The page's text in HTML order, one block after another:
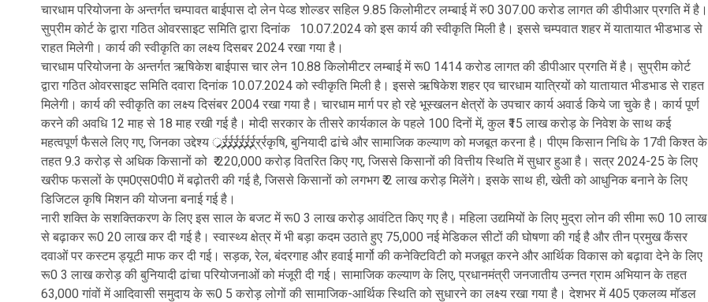
चारधाम परियोजना के अन्तर्गत चम्पावत बाईपास दो लेन पेव्ड शोल्डर सहिल 9.85 किलोमीटर लम्बाई में रु0 307.00 करोड लागत की डीपीआर प्रगति में है।
सुप्रीम कोर्ट के द्वारा गठित ओवरसाइट समिति द्वारा दिनांक 10.07.2024 को इस कार्य की स्वीकृति मिली है। इससे चम्पवात शहर में यातायात भीडभाड से
राहत मिलेगी। कार्य की स्वीकृति का लक्ष्य दिसबर 2024 रखा गया है।
चारधाम परियोजना के अन्तर्गत ऋषिकेश बाईपास चार लेन 10.88 किलोमीटर लम्बाई में रू0 1414 करोड लागत की डीपीआर प्रगति में है। सुप्रीम कोर्ट
द्वारा गठित ओवरसाइट समिति दवारा दिनांक 10.07.2024 को स्वीकृति मिली है। इससे ऋषिकेश शहर एव चारधाम यात्रियों को यातायात भीडभाड से राहत
मिलेगी। कार्य की स्वीकृति का लक्ष्य दिसंबर 2004 रखा गया है। चारधाम मार्ग पर हो रहे भूस्खलन क्षेत्रों के उपचार कार्य अवार्ड किये जा चुके है। कार्य पूर्ण
करने की अवधि 12 माह से 18 माह रखी गई है। मोदी सरकार के तीसरे कार्यकाल के पहले 100 दिनों में, कुल ₹15 लाख करोड़ के निवेश के साथ कई
महत्वपूर्ण फैसले लिए गए, जिनका उद्देश्य ्र्र्र्र्र्र्र्र्र्र्र्र्र्र्र्र्र्र्र्र्र्र्र्र्र्र्र्र्र्र्र्र्र्र्र्र्र्र्र्र्र्र्र्र्र्र्र्र्र्र्र्र्र्र्र्र्र्र्र्र्र्र्र्र्र्र्र्र्र्र्र्र्र्र्र्र्र्र्र्र्र्र्र्र्र्र्र्र्र्र्र्र्र्र्र्र्र्र्र्र्र्र्र्र्र्र्रकृषि, बुनियादी ढांचे और सामाजिक कल्याण को मजबूत करना है। पीएम किसान निधि के 17वी किश्त के
तहत 9.3 करोड़ से अधिक किसानों को ₹ 220,000 करोड़ वितरित किए गए, जिससे किसानों की वित्तीय स्थिति में सुधार हुआ है। सत्र 2024-25 के लिए
खरीफ फसलों के एम0एस0पी0 में बढ़ोतरी की गई है, जिससे किसानों को लगभग ₹ 2 लाख करोड़ मिलेंगे। इसके साथ ही, खेती को आधुनिक बनाने के लिए
डिजिटल कृषि मिशन की योजना बनाई गई है।
नारी शक्ति के सशक्तिकरण के लिए इस साल के बजट में रू0 3 लाख करोड़ आवंटित किए गए है। महिला उद्यमियों के लिए मुद्रा लोन की सीमा रू0 10 लाख
से बढ़ाकर रू0 20 लाख कर दी गई है। स्वास्थ्य क्षेत्र में भी बड़ा कदम उठाते हुए 75,000 नई मेडिकल सीटों की घोषणा की गई है और तीन प्रमुख कैंसर
दवाओं पर कस्टम ड्यूटी माफ कर दी गई। सड़क, रेल, बंदरगाह और हवाई मार्गो की कनेक्टिविटी को मजबूत करने और आर्थिक विकास को बढ़ावा देने के लिए
रू0 3 लाख करोड़ की बुनियादी ढांचा परियोजनाओं को मंजूरी दी गई। सामाजिक कल्याण के लिए, प्रधानमंत्री जनजातीय उन्नत ग्राम अभियान के तहत
63,000 गांवों में आदिवासी समुदाय के रू0 5 करोड़ लोगों की सामाजिक-आर्थिक स्थिति को सुधारने का लक्ष्य रखा गया है। देशभर में 405 एकलव्य मॉडल